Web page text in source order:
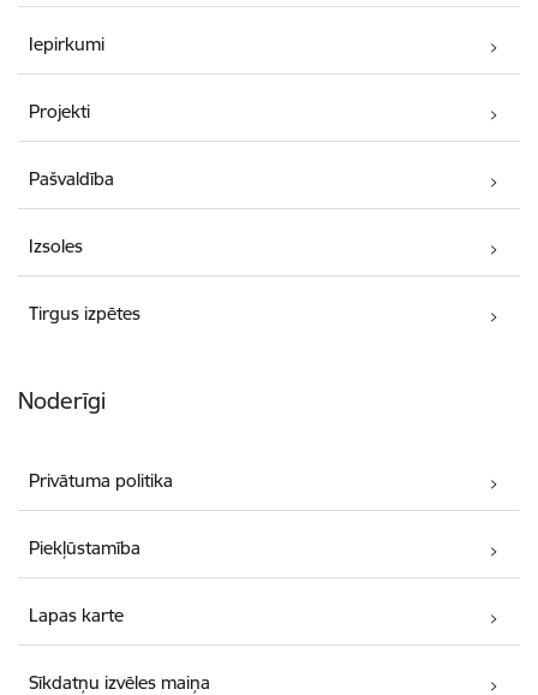
Iepirkumi
Projekti
Pašvaldība
Izsoles
Tirgus izpētes
Noderīgi
Privātuma politika
Piekļūstamība
Lapas karte
Sīkdatņu izvēles maiņa